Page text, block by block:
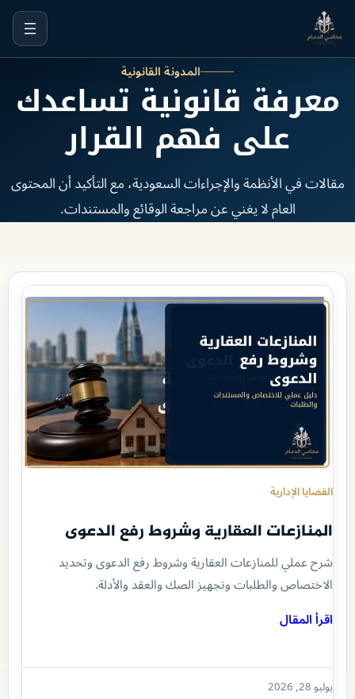
تخطى
إلى
المحتوى
المدونة القانونية
معرفة قانونية تساعدك
على فهم القرار
مقالات في الأنظمة والإجراءات السعودية، مع التأكيد أن المحتوى
العام لا يغني عن مراجعة الوقائع والمستندات.
القضايا الإدارية
المنازعات العقارية وشروط رفع الدعوى
شرح عملي للمنازعات العقارية وشروط رفع الدعوى وتحديد
الاختصاص والطلبات وتجهيز الصك والعقد والأدلة.
اقرأ المقال
يوليو 28, 2026